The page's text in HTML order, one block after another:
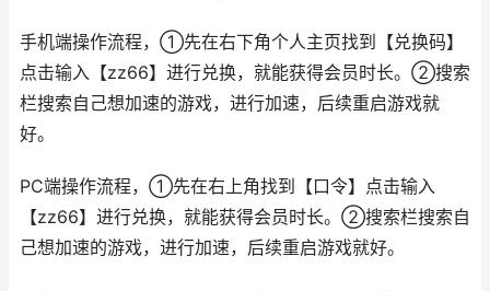
手机端操作流程，①先在右下角个人主页找到【兑换码】
点击输入【zz66】进行兑换，就能获得会员时长。②搜索
栏搜索自己想加速的游戏，进行加速，后续重启游戏就
好。
PC端操作流程，①先在右上角找到【口令】点击输入
【zz66】进行兑换，就能获得会员时长。②搜索栏搜索自
己想加速的游戏，进行加速，后续重启游戏就好。